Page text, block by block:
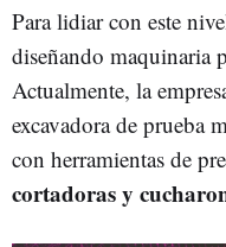
Para lidiar con este
diseñando maquinaria
Actualmente, la
excavadora de prueba
con herramientas de
cortadoras y